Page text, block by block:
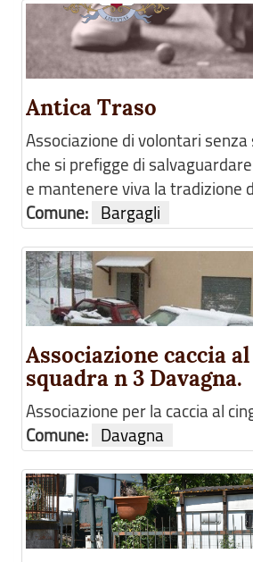
Antica Traso
Associazione di volontari senza
che si prefigge di
e mantenere viva la tradizione
Comune: Bargagli
Associazione caccia
squadra n 3 Davagna.
Associazione per la caccia al
Comune: Davagna